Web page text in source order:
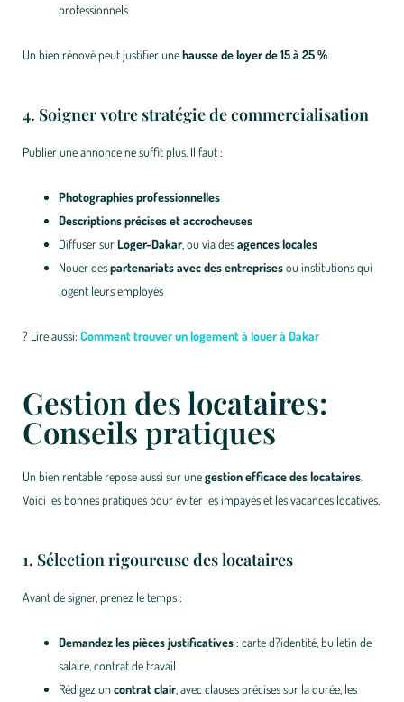
professionnels
Un bien rénové peut justifier unehausse de loyer de 15 à 25 %
4. Soigner votre stratégie de commercialisation
Publier une annonce ne suffit plus. Il faut :
Photographies professionnelles
Descriptions précises et accrocheuses
Diffuser surLoger-Dakar , ou via desagences locales
Nouer despartenariats avec des entreprisesou institutions qui
logent leurs employés
? Lire aussi: Comment trouver un logement à louer à Dakar
Gestion des locataires:
Conseils pratiques
Un bien rentable repose aussi sur unegestion efficace des locataires
Voici les bonnes pratiques pour éviter les impayés et les vacances locatives.
1. Sélection rigoureuse des locataires
Avant de signer, prenez le temps :
Demandez les pièces justificatives: carte d?identité, bulletin de
salaire, contrat de travail
Rédigez uncontrat clair , avec clauses précises sur la durée, les